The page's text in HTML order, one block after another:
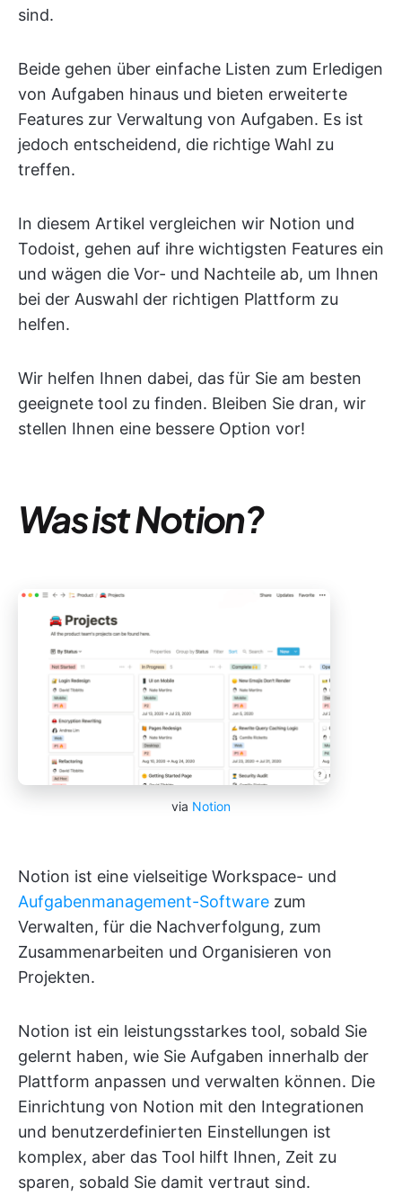
sind.
Beide gehen über einfache Listen zum Erledigen
von Aufgaben hinaus und bieten erweiterte
Features zur Verwaltung von Aufgaben. Es ist
jedoch entscheidend, die richtige Wahl zu
treffen.
In diesem Artikel vergleichen wir Notion und
Todoist, gehen auf ihre wichtigsten Features ein
und wägen die Vor- und Nachteile ab, um Ihnen
bei der Auswahl der richtigen Plattform zu
helfen.
Wir helfen Ihnen dabei, das für Sie am besten
geeignete tool zu finden. Bleiben Sie dran, wir
stellen Ihnen eine bessere Option vor!
Was ist Notion?
via Notion
Notion ist eine vielseitige Workspace- und
Aufgabenmanagement-Software zum
Verwalten, für die Nachverfolgung, zum
Zusammenarbeiten und Organisieren von
Projekten.
Notion ist ein leistungsstarkes tool, sobald Sie
gelernt haben, wie Sie Aufgaben innerhalb der
Plattform anpassen und verwalten können. Die
Einrichtung von Notion mit den Integrationen
und benutzerdefinierten Einstellungen ist
komplex, aber das Tool hilft Ihnen, Zeit zu
sparen, sobald Sie damit vertraut sind.